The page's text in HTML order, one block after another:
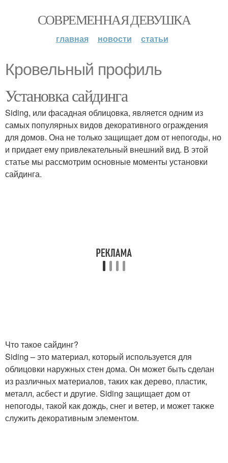
СОВРЕМЕННАЯ ДЕВУШКА
главная новости статьи
Кровельный профиль
Установка сайдинга
Siding, или фасадная облицовка, является одним из
самых популярных видов декоративного ограждения
для домов. Она не только защищает дом от непогоды, но
и придает ему привлекательный внешний вид. В этой
статье мы рассмотрим основные моменты установки
сайдинга.
Что такое сайдинг?
Siding – это материал, который используется для
облицовки наружных стен дома. Он может быть сделан
из различных материалов, таких как дерево, пластик,
металл, асбест и другие. Siding защищает дом от
непогоды, такой как дождь, снег и ветер, и может также
служить декоративным элементом.